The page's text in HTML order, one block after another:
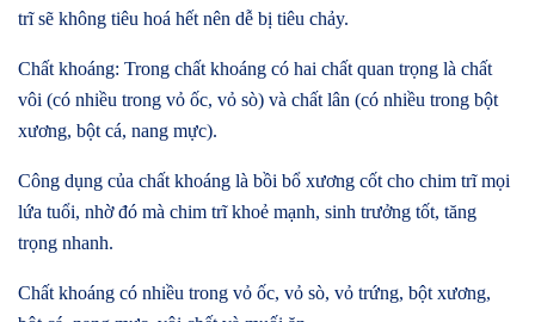
trĩ sẽ không tiêu hoá hết nên dễ bị tiêu chảy.
Chất khoáng: Trong chất khoáng có hai chất quan trọng là chất
vôi (có nhiều trong vỏ ốc, vỏ sò) và chất lân (có nhiều trong bột
xương, bột cá, nang mực).
Công dụng của chất khoáng là bồi bổ xương cốt cho chim trĩ mọi
lứa tuổi, nhờ đó mà chim trĩ khoẻ mạnh, sinh trưởng tốt, tăng
trọng nhanh.
Chất khoáng có nhiều trong vỏ ốc, vỏ sò, vỏ trứng, bột xương,